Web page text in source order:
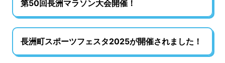
第50回長洲マラソン大会開催！
長洲町スポーツフェスタ2025が開催されました！